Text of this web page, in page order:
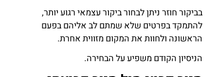
בביקור חוזר ניתן לבחור ביקור עצמאי רגוע יותר,
להתמקד בפרטים שלא שמתם לב אליהם בפעם
הראשונה ולחוות את המקום מזווית אחרת.
הניסיון הקודם משפיע על הבחירה.